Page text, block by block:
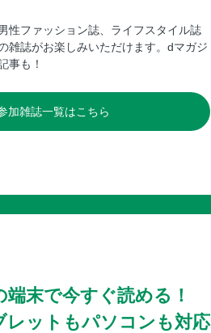
性ファッション誌、ライフスタイル誌
雑誌がお楽しみいただけます。dマガジ
事も！
加雑誌一覧はこちら
端末で今すぐ読める！
レットもパソコンも対応